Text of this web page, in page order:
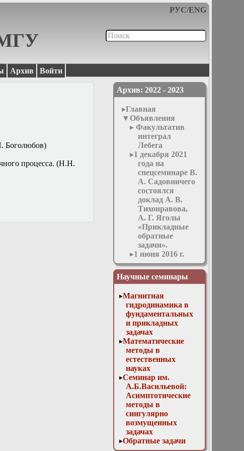
РУС/ENG
МГУ
Архив Войти
Архив: 2022 - 2023
Главная
Объявления
Факультатив
интеграл
Лебега
1 декабря 2021
года на
спецсеминаре В.
А. Садовничего
состоялся
доклад А. В.
Тихонравова,
А. Г. Яголы
«Прикладные
обратные
задачи».
1 июня 2016 г.
Заседание
кафедры
1 марта 2017 г.
кафедры
1 ноября 2017 г.
Заседание
кафедры
10 мая 2017 г.
Заседание
кафедры
11 апреля 2018 г.
Заседание
кафедры
11 мая 2016 г.
Заседание
кафедры
11 ноября 2015 г.
Заседание
кафедры
12 апреля 2017 г.
Научные семинары
Магнитная
гидродинамика в
фундаментальных
и прикладных
задачах
Математические
методы в
естественных
науках
Семинар им.
А.Б.Васильевой:
Асимптотические
методы в
сингулярно
возмущенных
задачах
Обратные задачи
Боголюбов)
процесса. (Н.Н.